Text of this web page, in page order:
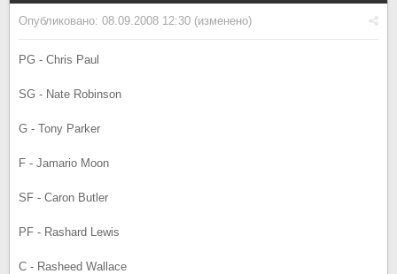
Опубликовано: 08.09.2008 12:30 (изменено)
PG - Chris Paul
SG - Nate Robinson
G - Tony Parker
F - Jamario Moon
SF - Caron Butler
PF - Rashard Lewis
C - Rasheed Wallace